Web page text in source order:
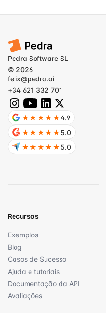
Recursos
Exemplos
Blog
Casos de Sucesso
Ajuda e tutoriais
Documentação da API
Avaliações
Pedra Software SL
© 2026
felix@pedra.ai
+34 621 332 701
★★★★★4.9
★★★★★ 5.0
★★★★★ 5.0